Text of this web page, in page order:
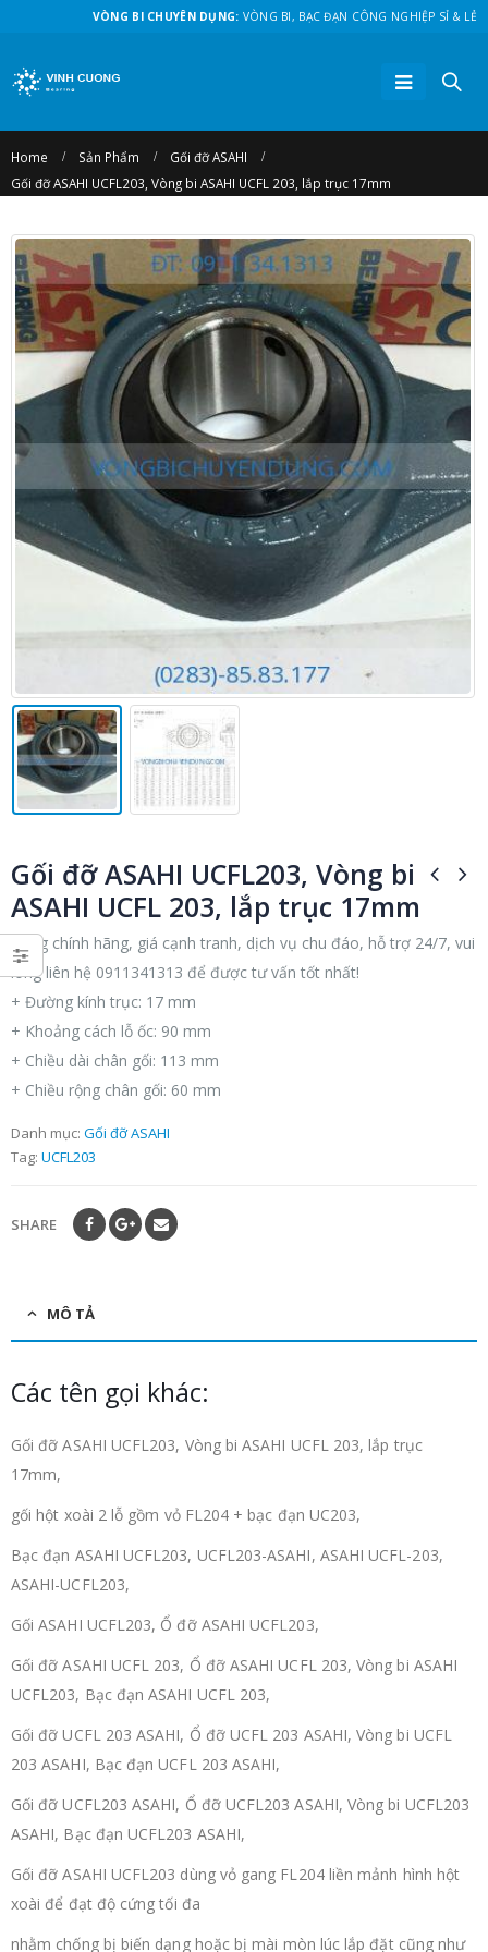
VÒNG BI CHUYÊN DỤNG: VÒNG BI, BẠC ĐẠN CÔNG NGHIỆP SỈ & LẺ
Home Sản Phẩm
Gối đỡ ASAHI
Gối đỡ ASAHI UCFL203, Vòng bi ASAHI UCFL 203, lắp trục 17mm
Gối đỡ ASAHI UCFL203, Vòng bi
ASAHI UCFL 203, lắp trục 17mm
Hàng chính hãng, giá cạnh tranh, dịch vụ chu đáo, hỗ trợ 24/7, vui
lòng liên hệ 0911341313 để được tư vấn tốt nhất!
+ Đường kính trục: 17 mm
+ Khoảng cách lỗ ốc: 90 mm
+ Chiều dài chân gối: 113 mm
+ Chiều rộng chân gối: 60 mm
Danh mục: Gối đỡ ASAHI
Tag: UCFL203
SHARE
MÔ TẢ
Các tên gọi khác:
Gối đỡ ASAHI UCFL203, Vòng bi ASAHI UCFL 203, lắp trục
17mm,
gối hột xoài 2 lỗ gồm vỏ FL204 + bạc đạn UC203,
Bạc đạn ASAHI UCFL203, UCFL203-ASAHI, ASAHI UCFL-203,
ASAHI-UCFL203,
Gối ASAHI UCFL203, Ổ đỡ ASAHI UCFL203,
Gối đỡ ASAHI UCFL 203, Ổ đỡ ASAHI UCFL 203, Vòng bi ASAHI
UCFL203, Bạc đạn ASAHI UCFL 203,
Gối đỡ UCFL 203 ASAHI, Ổ đỡ UCFL 203 ASAHI, Vòng bi UCFL
203 ASAHI, Bạc đạn UCFL 203 ASAHI,
Gối đỡ UCFL203 ASAHI, Ổ đỡ UCFL203 ASAHI, Vòng bi UCFL203
ASAHI, Bạc đạn UCFL203 ASAHI,
Gối đỡ ASAHI UCFL203 dùng vỏ gang FL204 liền mảnh hình hột
xoài để đạt độ cứng tối đa
nhằm chống bị biến dạng hoặc bị mài mòn lúc lắp đặt cũng như